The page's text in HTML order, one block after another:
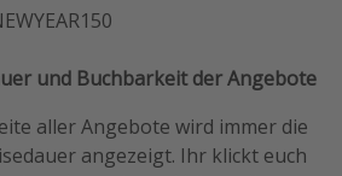
und Buchbarkeit der Angebote
aller Angebote wird immer die
angezeigt. Ihr klickt euch